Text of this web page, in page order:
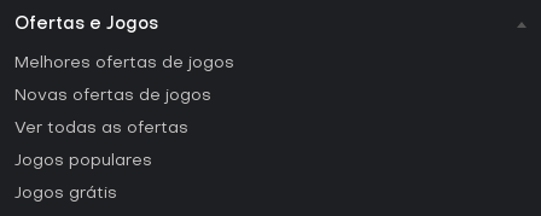
Ofertas e Jogos
Melhores ofertas de jogos
Novas ofertas de jogos
Ver todas as ofertas
Jogos populares
Jogos grátis